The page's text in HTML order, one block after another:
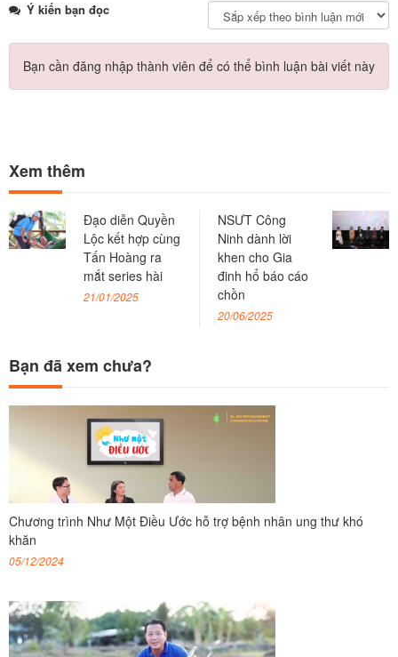
Ý kiến bạn đọc
Bạn cần đăng nhập thành viên để có thể bình luận bài viết này
Xem thêm
Đạo diễn Quyền
Lộc kết hợp cùng
Tấn Hoàng ra
mắt series hài
21/01/2025
NSƯT Công
Ninh dành lời
khen cho Gia
đinh hổ báo cáo
chồn
20/06/2025
Bạn đã xem chưa?
Chương trình Như Một Điều Ước hỗ trợ bệnh nhân ung thư khó
khăn
05/12/2024